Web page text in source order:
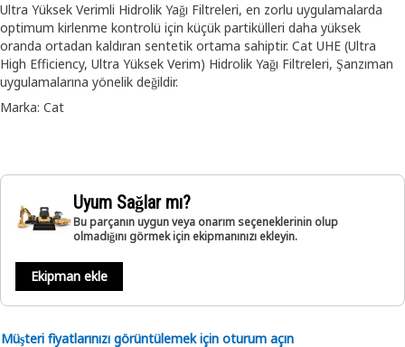
Ultra Yüksek Verimli Hidrolik Yağı Filtreleri, en zorlu uygulamalarda
optimum kirlenme kontrolü için küçük partikülleri daha yüksek
oranda ortadan kaldıran sentetik ortama sahiptir. Cat UHE (Ultra
High Efficiency, Ultra Yüksek Verim) Hidrolik Yağı Filtreleri, Şanzıman
uygulamalarına yönelik değildir.
Marka: Cat
Uyum Sağlar mı?
Bu parçanın uygun veya onarım seçeneklerinin olup
olmadığını görmek için ekipmanınızı ekleyin.
Ekipman ekle
Müşteri fiyatlarınızı görüntülemek için oturum açın